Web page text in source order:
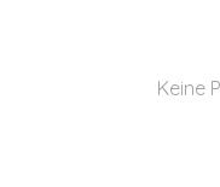
Keine